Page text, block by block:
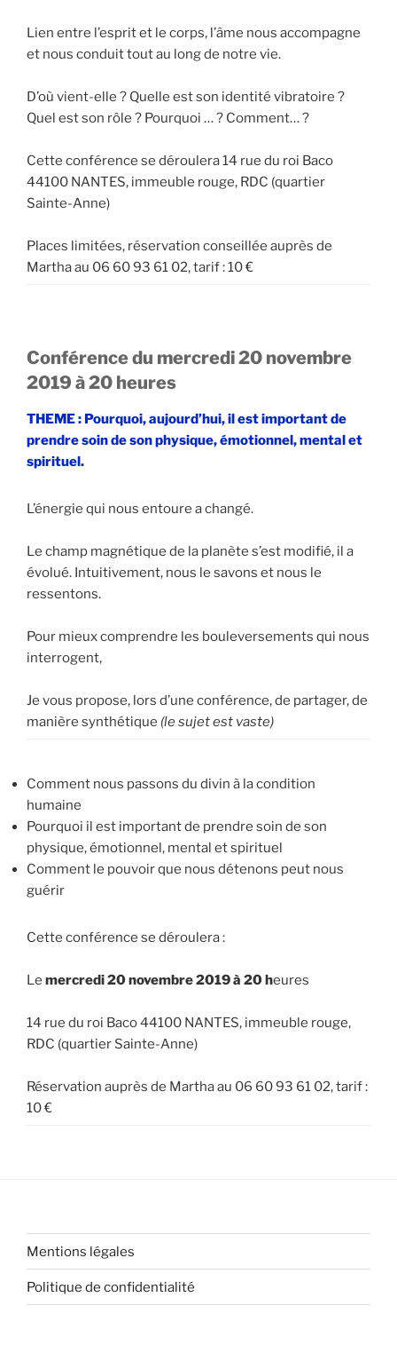
Lien entre l’esprit et le corps, l’âme nous accompagne
et nous conduit tout au long de notre vie.
D’où vient-elle ? Quelle est son identité vibratoire ?
Quel est son rôle ? Pourquoi … ? Comment… ?
Cette conférence se déroulera 14 rue du roi Baco
44100 NANTES, immeuble rouge, RDC (quartier
Sainte-Anne)
Places limitées, réservation conseillée auprès de
Martha au 06 60 93 61 02, tarif : 10 €
Conférence du mercredi 20 novembre
2019 à 20 heures
THEME : Pourquoi, aujourd’hui, il est important de
prendre soin de son physique, émotionnel, mental et
spirituel.
L’énergie qui nous entoure a changé.
Le champ magnétique de la planète s’est modifié, il a
évolué. Intuitivement, nous le savons et nous le
ressentons.
Pour mieux comprendre les bouleversements qui nous
interrogent,
Je vous propose, lors d’une conférence, de partager, de
manière synthétique (le sujet est vaste)
Comment nous passons du divin à la condition
humaine
Pourquoi il est important de prendre soin de son
physique, émotionnel, mental et spirituel
Comment le pouvoir que nous détenons peut nous
guérir
Cette conférence se déroulera :
Le mercredi 20 novembre 2019 à 20 heures
14 rue du roi Baco 44100 NANTES, immeuble rouge,
RDC (quartier Sainte-Anne)
Réservation auprès de Martha au 06 60 93 61 02, tarif :
10 €
Mentions légales
Politique de confidentialité